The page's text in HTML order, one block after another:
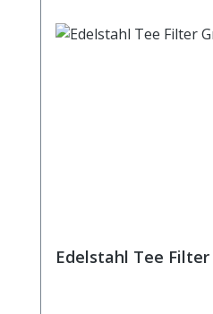
Edelstahl Tee Filter